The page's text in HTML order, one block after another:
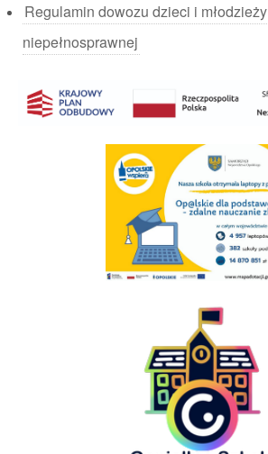
Regulamin dowozu dzieci i młodzieży
niepełnosprawnej